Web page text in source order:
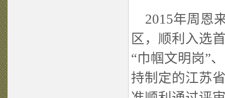
2015年周恩
区，顺利入选
“巾帼文明岗”
持制定的江苏